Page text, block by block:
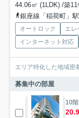
44.06㎡ (1LDK) /築
銀座線「稲荷町」
オートロック エレ
インターネット対応
エリア特化した地域密
募集中の部屋
10階